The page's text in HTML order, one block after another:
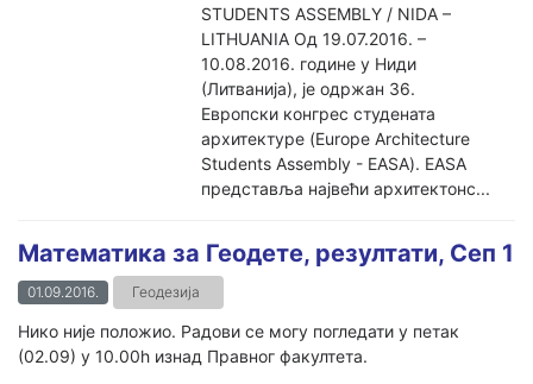
STUDENTS ASSEMBLY / NIDA –
LITHUANIA Од 19.07.2016. –
10.08.2016. године у Ниди
(Литванија), је одржан 36.
Европски конгрес студената
архитектуре (Europe Architecture
Students Assembly - EASA). EASA
представља највећи архитектонс...
Математика за Геодете, резултати, Сеп 1
01.09.2016. Геодезија
Нико није положио. Радови се могу погледати у петак
(02.09) у 10.00h изнад Правног факултета.